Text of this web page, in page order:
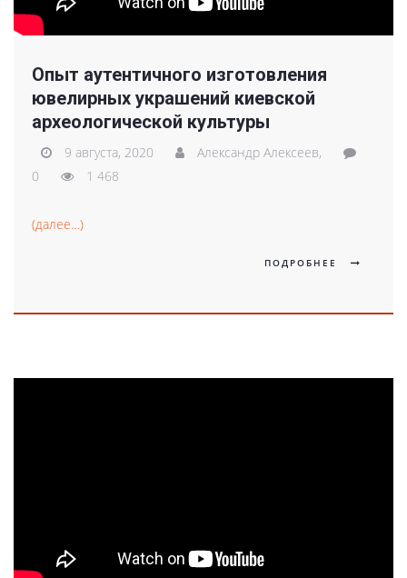
Опыт аутентичного изготовления
ювелирных украшений киевской
археологической культуры
9 августа, 2020
Александр Алексеев,
0
1 468
(далее…)
ПОДРОБНЕЕ